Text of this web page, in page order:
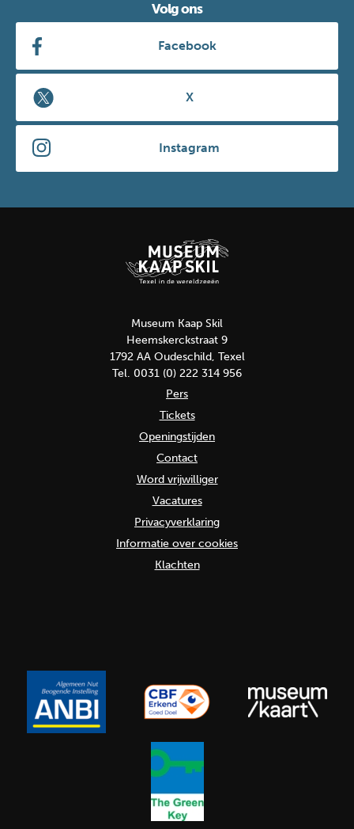
Volg ons
Facebook
X
Instagram
Museum Kaap Skil
Heemskerckstraat 9
1792 AA Oudeschild, Texel
Tel. 0031 (0) 222 314 956
Pers
Tickets
Openingstijden
Contact
Word vrijwilliger
Vacatures
Privacyverklaring
Informatie over cookies
Klachten